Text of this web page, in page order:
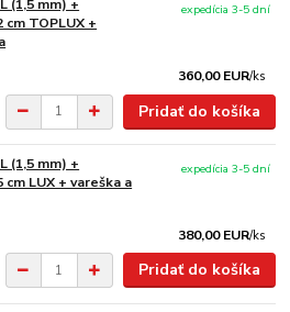
(1,5 mm) +
TOPLUX +
360,00 EUR/ks
expedícia 3-5 dní
Pridať do košíka
(1,5 mm) +
LUX + vareška a
380,00 EUR/ks
expedícia 3-5 dní
Pridať do košíka